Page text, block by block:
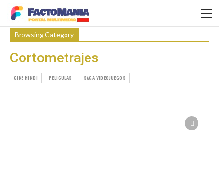
Browsing Category
Cortometrajes
CINE HINDI PELICULAS SAGA VIDEOJUEGOS